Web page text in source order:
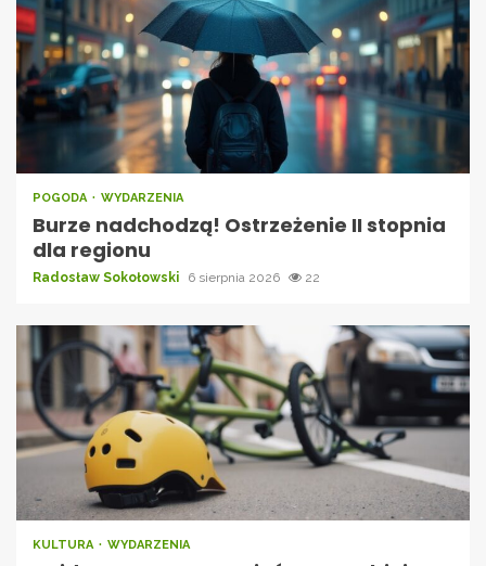
POGODA WYDARZENIA
Burze nadchodzą! Ostrzeżenie II stopnia
dla regionu
Radosław Sokołowski 6 sierpnia 2026 22
KULTURA WYDARZENIA